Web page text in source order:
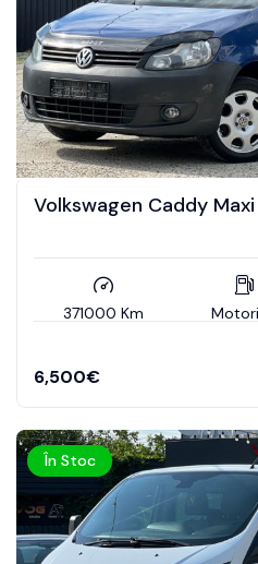
Volkswagen Caddy
371000 Km
6,500€
În Stoc